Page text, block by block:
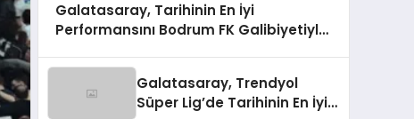
Galatasaray, Tarihinin En İyi
Performansını Bodrum FK Galibiyetiyle
Galatasaray, Trendyol
Süper Lig’de Tarihinin En İyi